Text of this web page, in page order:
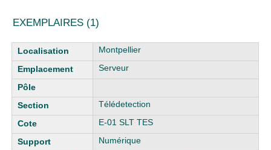
EXEMPLAIRES (1)
Liste des exemplaires
Montpellier
Serveur
Télédetection
E-01 SLT TES
Numérique